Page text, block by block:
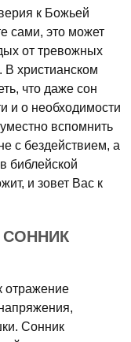
к Божьей
сами, это может
от тревожных
христианском
что даже сон
и о необходимости
вспомнить
с бездействием, а
библейской
и зовет Вас к
отражение
Сонник